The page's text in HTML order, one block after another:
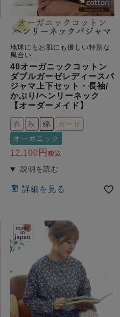
地球にもお肌にも優しい特別な
風合い
40オーガニックコットン
ダブルガーゼレディースパ
ジャマ上下セット・長袖/
かぶり/ヘンリーネック
【オーダーメイド】
春 秋 綿
ガーゼ
オーガニック
12,100 税込
詳細を見る